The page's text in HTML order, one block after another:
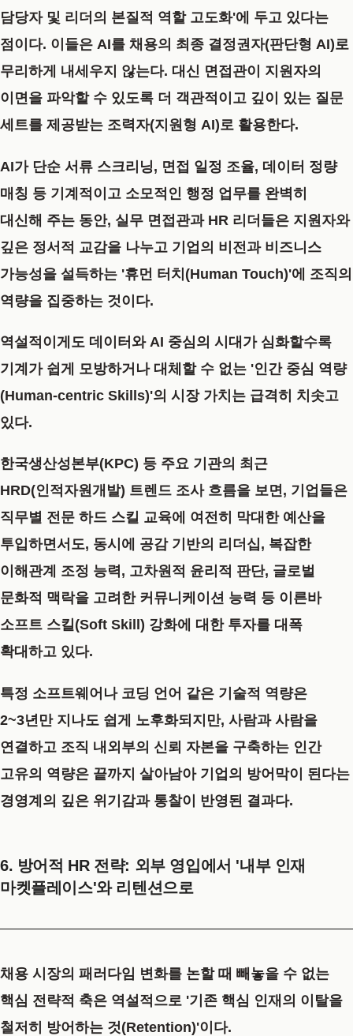
담당자 및 리더의 본질적 역할 고도화'에 두고 있다는
점이다. 이들은 AI를 채용의 최종 결정권자(판단형 AI)로
무리하게 내세우지 않는다. 대신 면접관이 지원자의
이면을 파악할 수 있도록 더 객관적이고 깊이 있는 질문
세트를 제공받는 조력자(지원형 AI)로 활용한다.
AI가 단순 서류 스크리닝, 면접 일정 조율, 데이터 정량
매칭 등 기계적이고 소모적인 행정 업무를 완벽히
대신해 주는 동안, 실무 면접관과 HR 리더들은 지원자와
깊은 정서적 교감을 나누고 기업의 비전과 비즈니스
가능성을 설득하는 '휴먼 터치(Human Touch)'에 조직의
역량을 집중하는 것이다.
역설적이게도 데이터와 AI 중심의 시대가 심화할수록
기계가 쉽게 모방하거나 대체할 수 없는 '인간 중심 역량
(Human-centric Skills)'의 시장 가치는 급격히 치솟고
있다.
한국생산성본부(KPC) 등 주요 기관의 최근
HRD(인적자원개발) 트렌드 조사 흐름을 보면, 기업들은
직무별 전문 하드 스킬 교육에 여전히 막대한 예산을
투입하면서도, 동시에 공감 기반의 리더십, 복잡한
이해관계 조정 능력, 고차원적 윤리적 판단, 글로벌
문화적 맥락을 고려한 커뮤니케이션 능력 등 이른바
소프트 스킬(Soft Skill) 강화에 대한 투자를 대폭
확대하고 있다.
특정 소프트웨어나 코딩 언어 같은 기술적 역량은
2~3년만 지나도 쉽게 노후화되지만, 사람과 사람을
연결하고 조직 내외부의 신뢰 자본을 구축하는 인간
고유의 역량은 끝까지 살아남아 기업의 방어막이 된다는
경영계의 깊은 위기감과 통찰이 반영된 결과다.
6. 방어적 HR 전략: 외부 영입에서 '내부 인재
마켓플레이스'와 리텐션으로
채용 시장의 패러다임 변화를 논할 때 빼놓을 수 없는
핵심 전략적 축은 역설적으로 '기존 핵심 인재의 이탈을
철저히 방어하는 것(Retention)'이다.